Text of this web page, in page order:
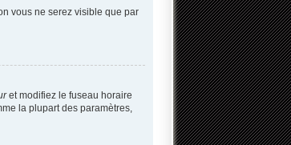
vous ne serez visible que par
et modifiez le fuseau horaire
la plupart des paramètres,